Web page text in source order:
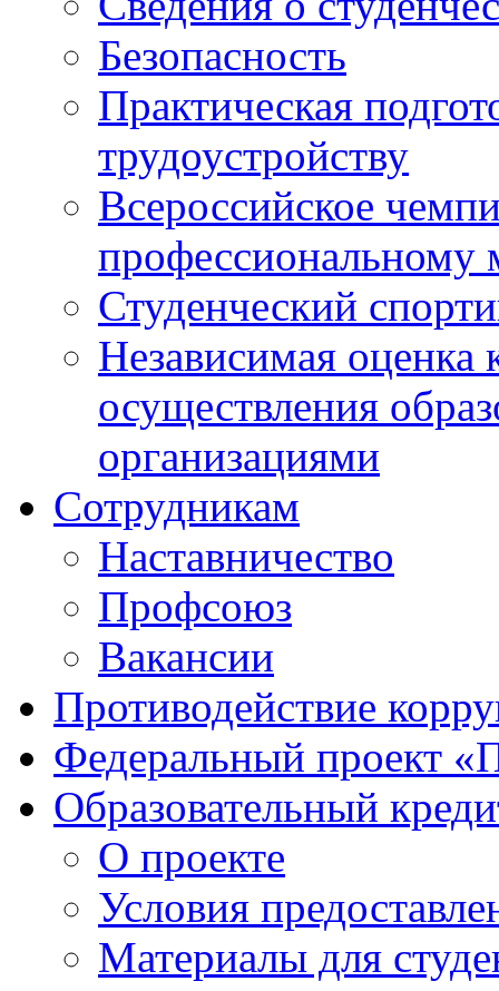
Безопасность
Практическая
трудоустройству
Всероссийское
профессиональному
Студенческий
Независимая оценка
осуществления
организациями
Сотрудникам
Наставничество
Профсоюз
Вакансии
Противодействие
Федеральный проект
Образовательный
О проекте
Условия
Материалы для